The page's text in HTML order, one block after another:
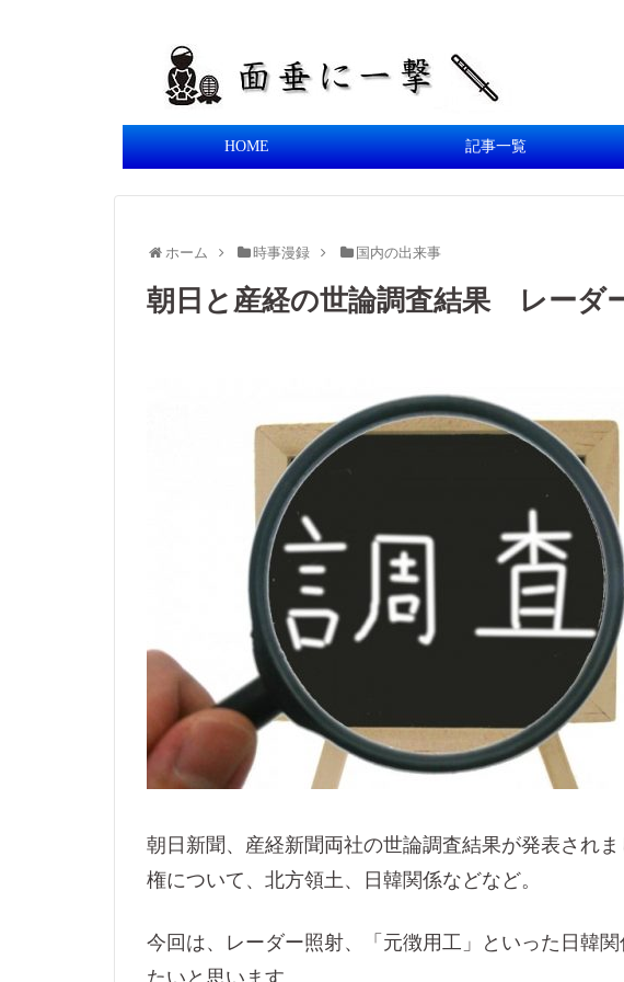
HOME 記事一覧
ホーム 時事漫録 国内の出来事
朝日と産経の世論調査結果 レーダ
朝日新聞、産経新聞両社の世論調査結果が発表され
権について、北方領土、日韓関係などなど。
今回は、レーダー照射、「元徴用工」といった日韓